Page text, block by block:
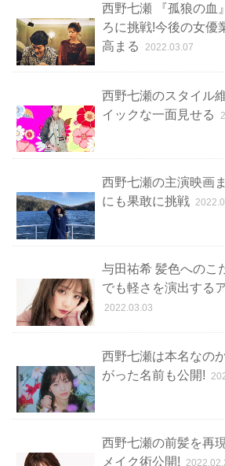
西野七瀬 『孤狼の血
ろに挑戦!今後の女優
高まる
2022.03.07
西野七瀬のスタイル
イックな一面見せる
西野七瀬の主演映画
にも果敢に挑戦
与田祐希 髪色へのこ
でも軽さを演出する
2022.03.03
西野七瀬は本名なの
がった名前も公開!
西野七瀬の前髪を再
メイク術公開!